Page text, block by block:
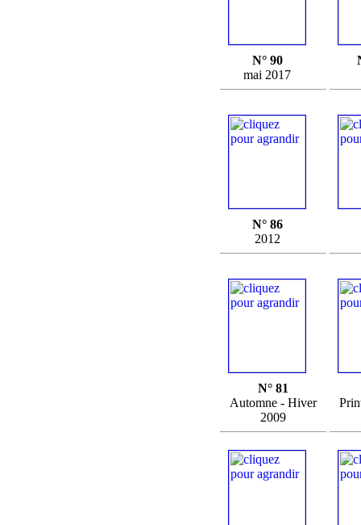
N° 90
mai 2017
N° 86
2012
N° 81
Automne - Hiver
2009